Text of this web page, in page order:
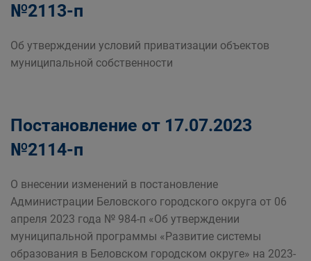
№2113-п
Об утверждении условий приватизации объектов
муниципальной собственности
Постановление от 17.07.2023
№2114-п
О внесении изменений в постановление
Администрации Беловского городского округа от 06
апреля 2023 года № 984-п «Об утверждении
муниципальной программы «Развитие системы
образования в Беловском городском округе» на 2023-